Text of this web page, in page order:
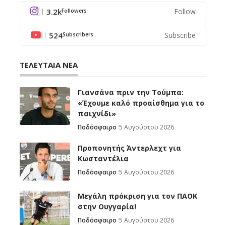
3.2kFollowers Follow
524Subscribers Subscribe
ΤΕΛΕΥΤΑΙΑ ΝΕΑ
Γιανσάνα πριν την Τούμπα:
«Έχουμε καλό προαίσθημα για το
παιχνίδι»
Ποδόσφαιρο 5 Αυγούστου 2026
Προπονητής Άντερλεχτ για
Κωσταντέλια
Ποδόσφαιρο 5 Αυγούστου 2026
Μεγάλη πρόκριση για τον ΠΑΟΚ
στην Ουγγαρία!
Ποδόσφαιρο 5 Αυγούστου 2026